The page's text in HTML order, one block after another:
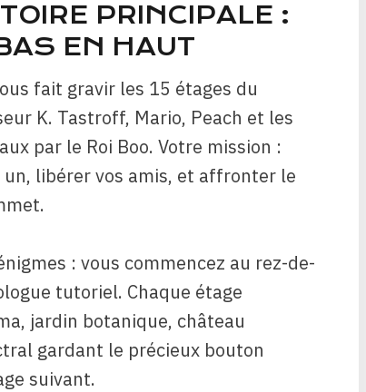
PRINCIPALE :
EN HAUT
fait gravir les 15 étages du
K. Tastroff, Mario, Peach et les
par le Roi Boo. Votre mission :
un, libérer vos amis, et affronter le
: vous commencez au rez-de-
tutoriel. Chaque étage
jardin botanique, château
gardant le précieux bouton
suivant.